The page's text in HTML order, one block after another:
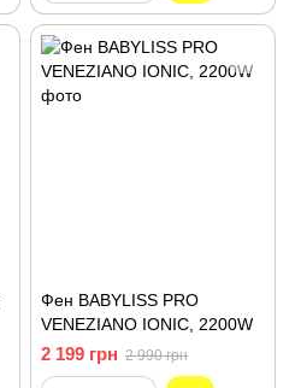
Фен BABYLISS PRO
VENEZIANO IONIC, 2200W
2 199 грн 2 990 грн